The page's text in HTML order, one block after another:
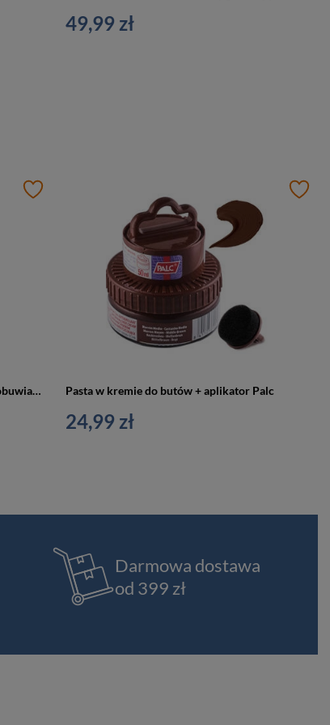
49,99 zł
2x Pianka czyszcząca do skóry licowej obuwia 200 ml Pasta w kremie do butów + aplikator Palc
24,99 zł
Darmowa dostawa
od 399 zł